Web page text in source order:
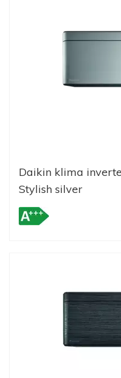
Daikin klima
Stylish silver